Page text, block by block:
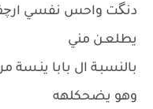
دنگت واحس نفسي
يطلعـن مني
بالنسبـة ال بابا ينـسة
وهو يضحكلهه